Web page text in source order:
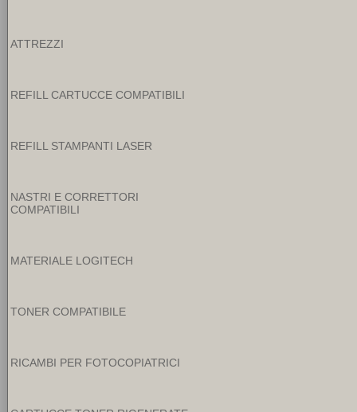
ATTREZZI
REFILL CARTUCCE COMPATIBILI
REFILL STAMPANTI LASER
NASTRI E CORRETTORI
COMPATIBILI
MATERIALE LOGITECH
TONER COMPATIBILE
RICAMBI PER FOTOCOPIATRICI